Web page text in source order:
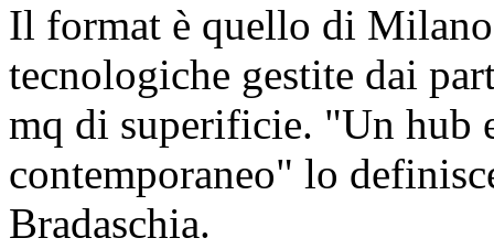
Il format è quello di
tecnologiche gestite dai
mq di superificie. "Un hub
contemporaneo" lo
Bradaschia.